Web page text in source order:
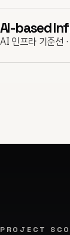
AI-based
AI 인프라 기준선
PROJECT